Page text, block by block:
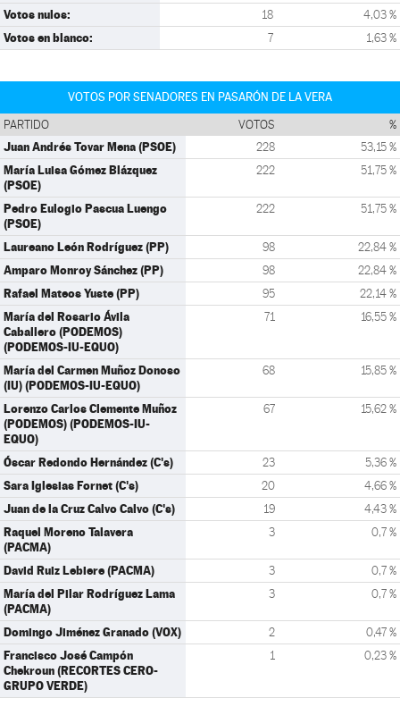
Votos nulos: 18 4,03 %
Votos en blanco: 7 1,63 %
VOTOS POR SENADORES EN PASARÓN DE LA VERA
PARTIDO VOTOS %
Juan Andrés Tovar Mena (PSOE) 228 53,15 %
María Luisa Gómez Blázquez
(PSOE)
222 51,75 %
Pedro Eulogio Pascua Luengo
(PSOE)
222 51,75 %
Laureano León Rodríguez (PP) 98 22,84 %
Amparo Monroy Sánchez (PP) 98 22,84 %
Rafael Mateos Yuste (PP) 95 22,14 %
María del Rosario Ávila
Caballero (PODEMOS)
(PODEMOS-IU-EQUO)
71 16,55 %
María del Carmen Muñoz Donoso
(IU) (PODEMOS-IU-EQUO)
68 15,85 %
Lorenzo Carlos Clemente Muñoz
(PODEMOS) (PODEMOS-IU-
EQUO)
67 15,62 %
Óscar Redondo Hernández (C's) 23 5,36 %
Sara Iglesias Fornet (C's) 20 4,66 %
Juan de la Cruz Calvo Calvo (C's) 19 4,43 %
Raquel Moreno Talavera
(PACMA)
3 0,7 %
David Ruiz Lebiere (PACMA) 3 0,7 %
María del Pilar Rodríguez Lama
(PACMA)
3 0,7 %
Domingo Jiménez Granado (VOX) 2 0,47 %
Francisco José Campón
Chekroun (RECORTES CERO-
GRUPO VERDE)
1 0,23 %